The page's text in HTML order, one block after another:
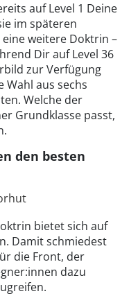
auf Level 1 Deine
im späteren
weitere Doktrin –
Dir auf Level 36
zur Verfügung
Wahl aus sechs
Welche der
Grundklasse passt,
den besten
bietet sich auf
Damit schmiedest
die Front, der
dazu